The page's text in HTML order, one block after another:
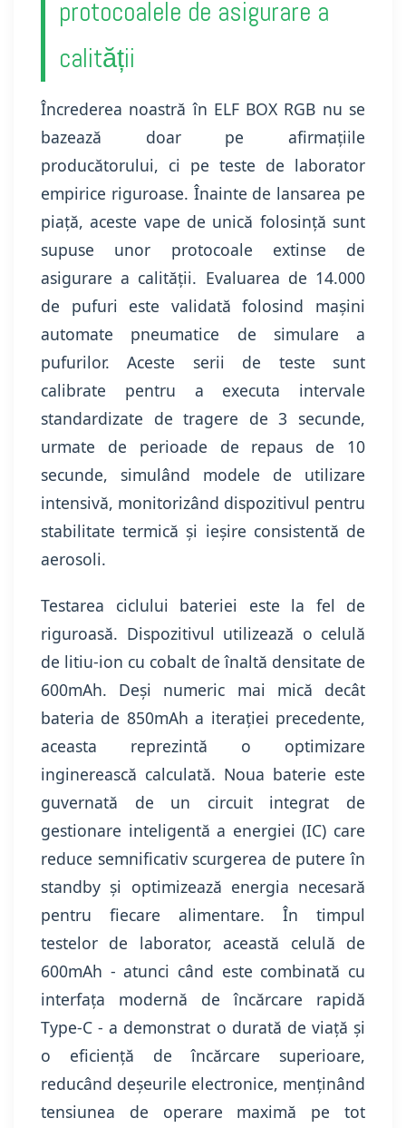
protocoalele de asigurare a
calității
Încrederea noastră în ELF BOX RGB nu se
bazează doar pe afirmațiile
producătorului, ci pe teste de laborator
empirice riguroase. Înainte de lansarea pe
piață, aceste vape de unică folosință sunt
supuse unor protocoale extinse de
asigurare a calității. Evaluarea de 14.000
de pufuri este validată folosind mașini
automate pneumatice de simulare a
pufurilor. Aceste serii de teste sunt
calibrate pentru a executa intervale
standardizate de tragere de 3 secunde,
urmate de perioade de repaus de 10
secunde, simulând modele de utilizare
intensivă, monitorizând dispozitivul pentru
stabilitate termică și ieșire consistentă de
aerosoli.
Testarea ciclului bateriei este la fel de
riguroasă. Dispozitivul utilizează o celulă
de litiu-ion cu cobalt de înaltă densitate de
600mAh. Deși numeric mai mică decât
bateria de 850mAh a iterației precedente,
aceasta reprezintă o optimizare
inginerească calculată. Noua baterie este
guvernată de un circuit integrat de
gestionare inteligentă a energiei (IC) care
reduce semnificativ scurgerea de putere în
standby și optimizează energia necesară
pentru fiecare alimentare. În timpul
testelor de laborator, această celulă de
600mAh - atunci când este combinată cu
interfața modernă de încărcare rapidă
Type-C - a demonstrat o durată de viață și
o eficiență de încărcare superioare,
reducând deșeurile electronice, menținând
tensiunea de operare maximă pe tot